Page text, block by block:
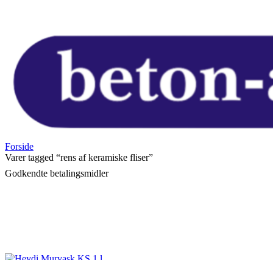
Forside
Varer tagged “rens af keramiske fliser”
Godkendte betalingsmidler